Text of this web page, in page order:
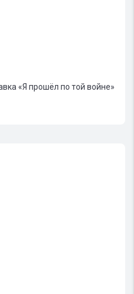
«Я прошёл по той войне»